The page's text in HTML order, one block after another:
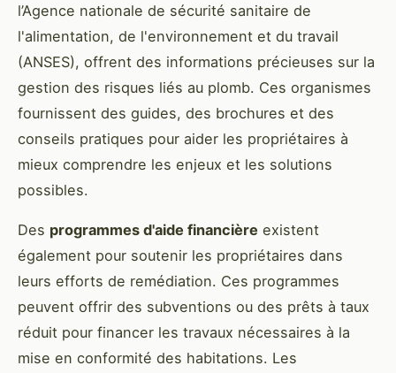
l’Agence nationale de sécurité sanitaire de
l'alimentation, de l'environnement et du travail
(ANSES), offrent des informations précieuses sur la
gestion des risques liés au plomb. Ces organismes
fournissent des guides, des brochures et des
conseils pratiques pour aider les propriétaires à
mieux comprendre les enjeux et les solutions
possibles.
Des programmes d'aide financière existent
également pour soutenir les propriétaires dans
leurs efforts de remédiation. Ces programmes
peuvent offrir des subventions ou des prêts à taux
réduit pour financer les travaux nécessaires à la
mise en conformité des habitations. Les